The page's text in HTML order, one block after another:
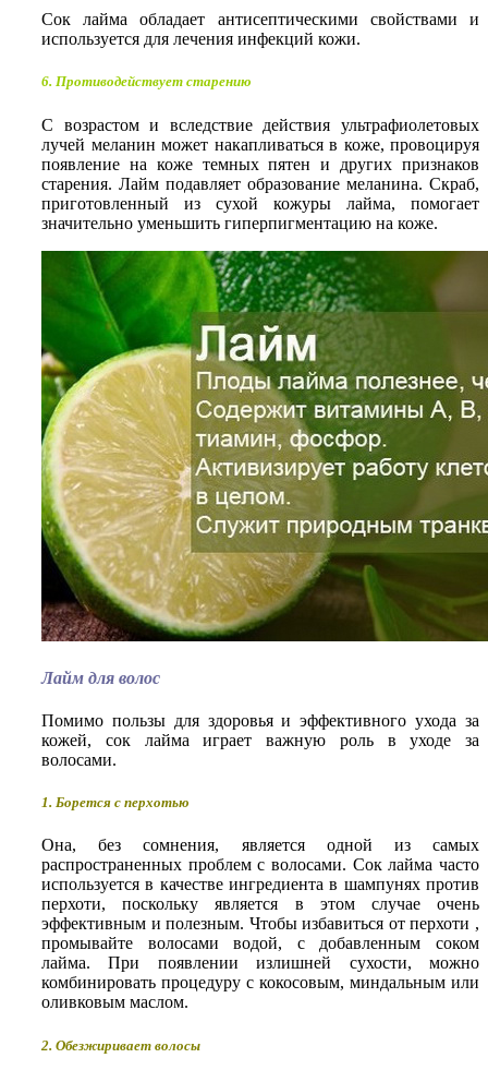
Сок лайма обладает антисептическими свойствами и
используется для лечения инфекций кожи.
6. Противодействует старению
С возрастом и вследствие действия ультрафиолетовых
лучей меланин может накапливаться в коже, провоцируя
появление на коже темных пятен и других признаков
старения. Лайм подавляет образование меланина. Скраб,
приготовленный из сухой кожуры лайма, помогает
значительно уменьшить гиперпигментацию на коже.
Лайм для волос
Помимо пользы для здоровья и эффективного ухода за
кожей, сок лайма играет важную роль в уходе за
волосами.
1. Борется с перхотью
Она, без сомнения, является одной из самых
распространенных проблем с волосами. Сок лайма часто
используется в качестве ингредиента в шампунях против
перхоти, поскольку является в этом случае очень
эффективным и полезным. Чтобы избавиться от перхоти ,
промывайте волосами водой, с добавленным соком
лайма. При появлении излишней сухости, можно
комбинировать процедуру с кокосовым, миндальным или
оливковым маслом.
2. Обезжиривает волосы